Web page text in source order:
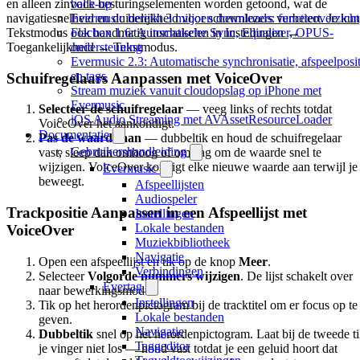
back-up
Evermusic bereikt 3 miljoen downloads: functieoverzicht
Flacbox 1.6: Automatische Sync, Equalizer, OPUS-
ondersteuning
Evermusic 2.3: Automatische synchronisatie,
en tags
Stream muziek vanuit cloudopslag op iPhone met
Evermusic
iOS Audio Streaming met AVAssetResourceLoader
Documentatie
Gebruikershandleiding
Evermusic
Afspeellijsten
Audiospeler
Instellingen
Lokale bestanden
Muziekbibliotheek
Navigatie
Verbindingen
Evertag
Instellingen
Lokale bestanden
Navigatie
Taggeditor
en alleen zinvolle besturingselementen worden getoond, wat de
navigatiesnelheid en duidelijkheid voor schermlezers verbetert. Je
Tekstmodus ook handmatig inschakelen in Instellingen →
Toegankelijkheid → Tekstmodus.
Schuifregelaars Aanpassen met VoiceOver
Selecteer de schuifregelaar — veeg links of rechts totdat
VoiceOver het aankondigt.
Pas de waarde aan — dubbeltik en houd de schuifregelaar
vast, sleep dan omhoog of omlaag om de waarde snel te
wijzigen. VoiceOver kondigt elke nieuwe waarde aan terwijl je
beweegt.
Trackpositie Aanpassen in een Afspeellijst met
VoiceOver
Open een afspeellijst en tik op de knop Meer.
SelecteerVolgorde nummers wijzigen. De lijst schakelt over
naar bewerkingsmodus.
Tik op het herordenpictogram bij de tracktitel om er focus op te
geven.
Dubbeltik snel op het herordenpictogram. Laat bij de tweede
je vinger niet los — houd vast totdat je een geluid hoort dat